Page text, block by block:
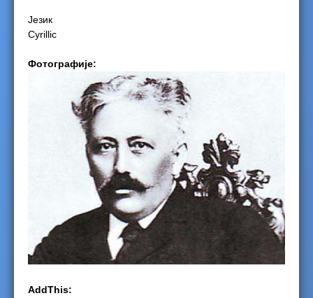
e
Језик
Cyrillic
Фотографије:
AddThis: